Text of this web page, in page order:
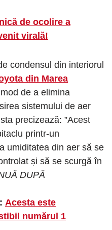
de ocolire a
virală!
condensul din interiorul
din Marea
de a elimina
sistemului de aer
precizează: ”Acest
printr-un
umiditatea din aer să se
și să se scurgă în
DUPĂ
Acesta este
numărul 1